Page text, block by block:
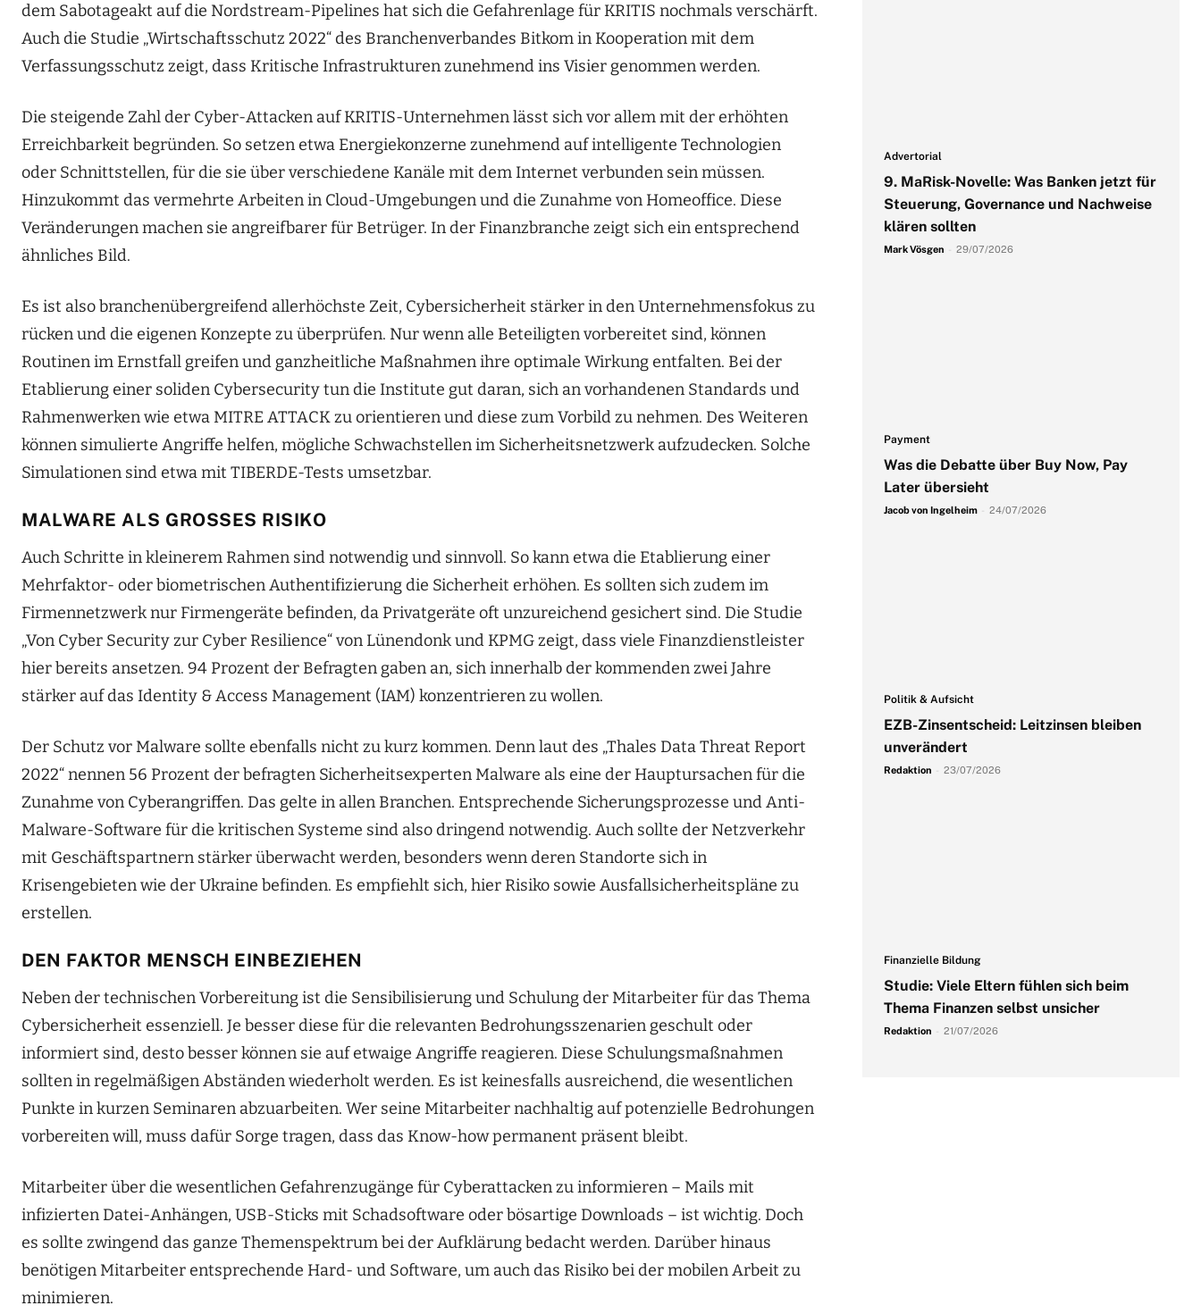
dem Sabotageakt auf die Nordstream-Pipelines hat sich die Gefahrenlage für KRITIS nochmals verschärft.
Auch die Studie „Wirtschaftsschutz 2022“ des Branchenverbandes Bitkom in Kooperation mit dem
Verfassungsschutz zeigt, dass Kritische Infrastrukturen zunehmend ins Visier genommen werden.
Die steigende Zahl der Cyber-Attacken auf KRITIS-Unternehmen lässt sich vor allem mit der erhöhten
Erreichbarkeit begründen. So setzen etwa Energiekonzerne zunehmend auf intelligente Technologien
oder Schnittstellen, für die sie über verschiedene Kanäle mit dem Internet verbunden sein müssen.
Hinzukommt das vermehrte Arbeiten in Cloud-Umgebungen und die Zunahme von Homeoffice. Diese
Veränderungen machen sie angreifbarer für Betrüger. In der Finanzbranche zeigt sich ein entsprechend
ähnliches Bild.
Es ist also branchenübergreifend allerhöchste Zeit, Cybersicherheit stärker in den Unternehmensfokus zu
rücken und die eigenen Konzepte zu überprüfen. Nur wenn alle Beteiligten vorbereitet sind, können
Routinen im Ernstfall greifen und ganzheitliche Maßnahmen ihre optimale Wirkung entfalten. Bei der
Etablierung einer soliden Cybersecurity tun die Institute gut daran, sich an vorhandenen Standards und
Rahmenwerken wie etwa MITRE ATTACK zu orientieren und diese zum Vorbild zu nehmen. Des Weiteren
können simulierte Angriffe helfen, mögliche Schwachstellen im Sicherheitsnetzwerk aufzudecken. Solche
Simulationen sind etwa mit TIBERDE-Tests umsetzbar.
MALWARE ALS GROSSES RISIKO
Auch Schritte in kleinerem Rahmen sind notwendig und sinnvoll. So kann etwa die Etablierung einer
Mehrfaktor- oder biometrischen Authentifizierung die Sicherheit erhöhen. Es sollten sich zudem im
Firmennetzwerk nur Firmengeräte befinden, da Privatgeräte oft unzureichend gesichert sind. Die Studie
„Von Cyber Security zur Cyber Resilience“ von Lünendonk und KPMG zeigt, dass viele Finanzdienstleister
hier bereits ansetzen. 94 Prozent der Befragten gaben an, sich innerhalb der kommenden zwei Jahre
stärker auf das Identity & Access Management (IAM) konzentrieren zu wollen.
Der Schutz vor Malware sollte ebenfalls nicht zu kurz kommen. Denn laut des „Thales Data Threat Report
2022“ nennen 56 Prozent der befragten Sicherheitsexperten Malware als eine der Hauptursachen für die
Zunahme von Cyberangriffen. Das gelte in allen Branchen. Entsprechende Sicherungsprozesse und Anti-
Malware-Software für die kritischen Systeme sind also dringend notwendig. Auch sollte der Netzverkehr
mit Geschäftspartnern stärker überwacht werden, besonders wenn deren Standorte sich in
Krisengebieten wie der Ukraine befinden. Es empfiehlt sich, hier Risiko sowie Ausfallsicherheitspläne zu
erstellen.
DEN FAKTOR MENSCH EINBEZIEHEN
Neben der technischen Vorbereitung ist die Sensibilisierung und Schulung der Mitarbeiter für das Thema
Cybersicherheit essenziell. Je besser diese für die relevanten Bedrohungsszenarien geschult oder
informiert sind, desto besser können sie auf etwaige Angriffe reagieren. Diese Schulungsmaßnahmen
sollten in regelmäßigen Abständen wiederholt werden. Es ist keinesfalls ausreichend, die wesentlichen
Punkte in kurzen Seminaren abzuarbeiten. Wer seine Mitarbeiter nachhaltig auf potenzielle Bedrohungen
vorbereiten will, muss dafür Sorge tragen, dass das Know-how permanent präsent bleibt.
Mitarbeiter über die wesentlichen Gefahrenzugänge für Cyberattacken zu informieren – Mails mit
infizierten Datei-Anhängen, USB-Sticks mit Schadsoftware oder bösartige Downloads – ist wichtig. Doch
es sollte zwingend das ganze Themenspektrum bei der Aufklärung bedacht werden. Darüber hinaus
benötigen Mitarbeiter entsprechende Hard- und Software, um auch das Risiko bei der mobilen Arbeit zu
minimieren.
Advertorial
9. MaRisk-Novelle: Was Banken jetzt für
Steuerung, Governance und Nachweise
klären sollten
Mark Vösgen 29/07/2026
Payment
Was die Debatte über Buy Now, Pay
Later übersieht
Jacob von Ingelheim 24/07/2026
Politik & Aufsicht
EZB-Zinsentscheid: Leitzinsen bleiben
unverändert
Redaktion 23/07/2026
Finanzielle Bildung
Studie: Viele Eltern fühlen sich beim
Thema Finanzen selbst unsicher
Redaktion 21/07/2026